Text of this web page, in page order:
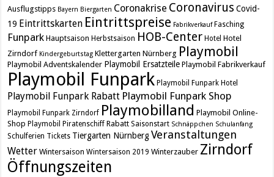
Ausflugstipps Bayern Biergarten Coronakrise Coronavirus Covid-
19 Eintrittskarten Eintrittspreise Fabrikverkauf Fasching
Funpark Hauptsaison Herbstsaison HOB-Center Hotel Hotel
Zirndorf Kindergeburtstag Klettergarten Nürnberg Playmobil
Playmobil Adventskalender Playmobil Ersatzteile Playmobil Fabrikverkauf
Playmobil Funpark Playmobil Funpark Hotel
Playmobil Funpark Rabatt Playmobil Funpark Shop
Playmobil Funpark Zirndorf Playmobilland Playmobil Online-
Shop Playmobil Piratenschiff Rabatt Saisonstart Schnäppchen Schulanfang
Schulferien Tickets Tiergarten Nürnberg Veranstaltungen
Wetter Wintersaison Wintersaison 2019 Winterzauber Zirndorf
Öffnungszeiten